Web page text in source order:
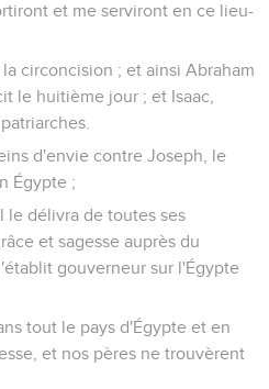
et me serviront en ce lieu-
circoncision ; et ainsi Abraham
le huitième jour ; et Isaac,
d'envie contre Joseph, le
Égypte ;
le délivra de toutes ses
et sagesse auprès du
gouverneur sur l'Égypte
tout le pays d'Égypte et en
et nos pères ne trouvèrent